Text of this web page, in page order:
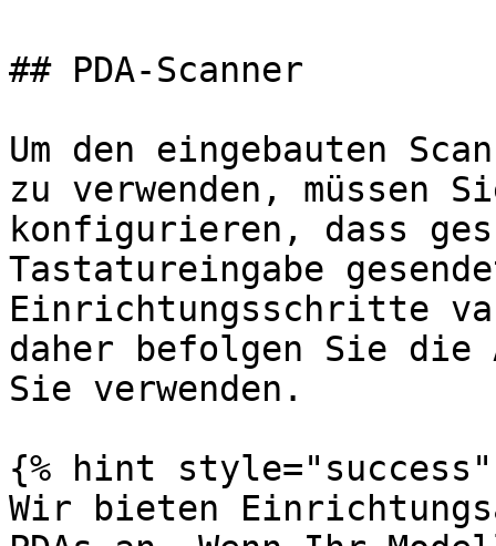
## PDA-Scanner
Um den eingebauten
zu verwenden, müssen
konfigurieren, dass
Tastatureingabe
Einrichtungsschritte
daher befolgen Sie die
Sie verwenden.
{% hint style="success"
Wir bieten